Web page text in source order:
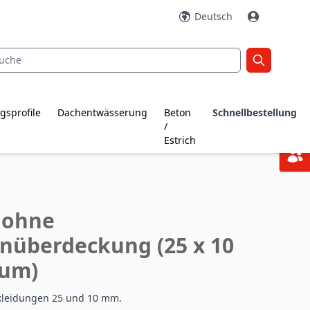
Deutsch
Dachentwässerung
Beton
/
Estrich
Schnellbestellung
(25 x 10
25 und 10 mm.